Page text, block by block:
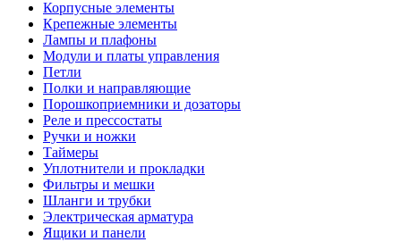
Корпусные элементы
Крепежные элементы
Лампы и плафоны
Модули и платы управления
Петли
Полки и направляющие
Порошкоприемники и дозаторы
Реле и прессостаты
Ручки и ножки
Таймеры
Уплотнители и прокладки
Фильтры и мешки
Шланги и трубки
Электрическая арматура
Ящики и панели